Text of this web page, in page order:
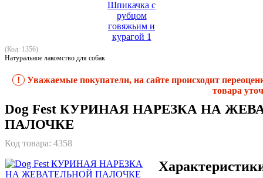
(Код: 1356)
Натуральное лакомство для собак
!
Уважаемые покупатели, на сайте происходит
товара
Dog Fest КУРИНАЯ НАРЕЗКА НА
ПАЛОЧКЕ
Код товара: 4358